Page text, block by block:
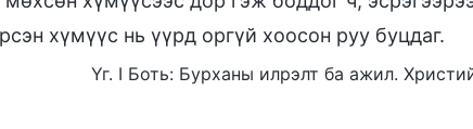
хүмүүс нь үүрд оргүй хоосон руу буцдаг.
Үг. I Боть: Бурханы илрэлт ба ажил.